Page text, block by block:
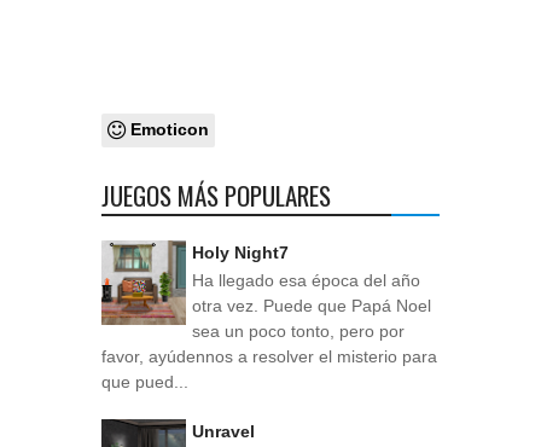
Emoticon
JUEGOS MÁS POPULARES
Holy Night7
Ha llegado esa época del año
otra vez. Puede que Papá Noel
sea un poco tonto, pero por
favor, ayúdennos a resolver el misterio para
que pued...
Unravel